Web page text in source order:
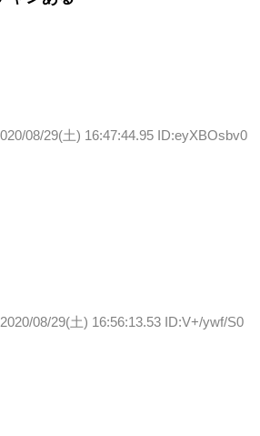
08/29(土) 16:47:44.95 ID:eyXBOsbv0
2020/08/29(土) 16:56:13.53 ID:V+/ywf/S0